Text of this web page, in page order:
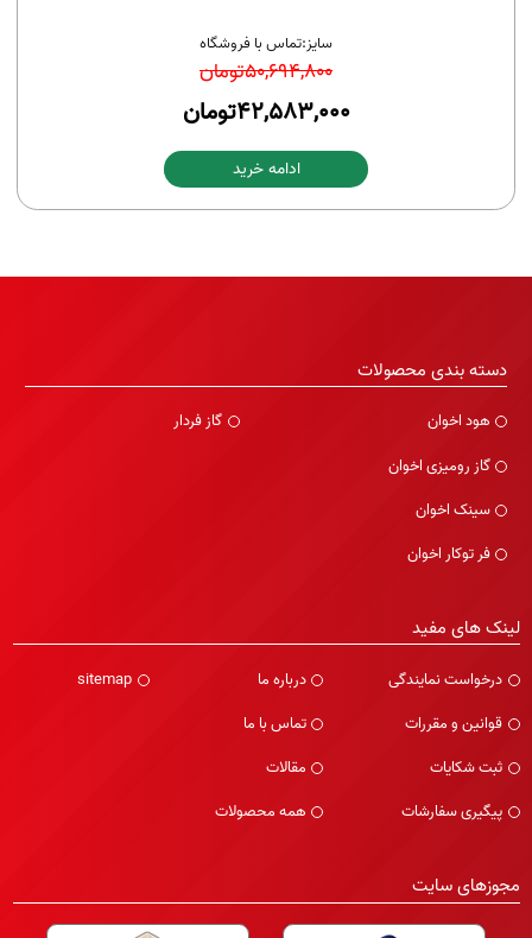
سایز:تماس با فروشگاه
50,694,800تومان
42,583,000تومان
ادامه خرید
دسته بندی محصولات
هود اخوان
گاز رومیزی اخوان
سینک اخوان
فر توکار اخوان
گاز فردار
لینک های مفید
درخواست نمایندگی
قوانین و مقررات
ثبت شکایات
پیگیری سفارشات
درباره ما
تماس با ما
مقالات
همه محصولات
sitemap
مجوزهای سایت